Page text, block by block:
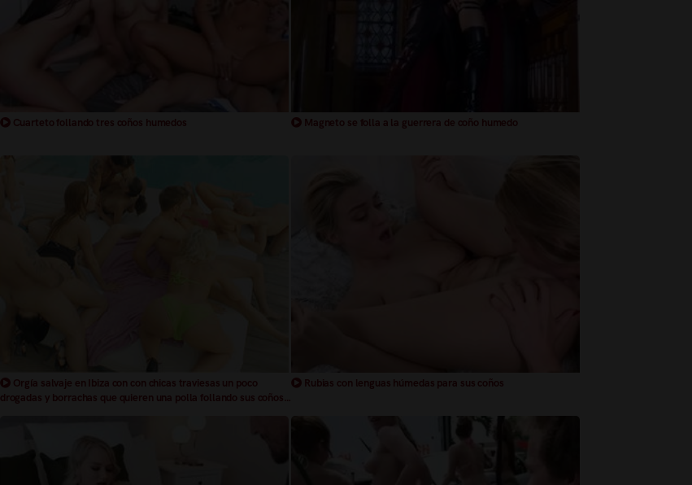
Cuarteto follando tres coños humedos Magneto se folla a la guerrera de coño humedo
Orgía salvaje en Ibiza con con chicas traviesas un poco
drogadas y borrachas que quieren una polla follando sus coños
Rubias con lenguas húmedas para sus coños